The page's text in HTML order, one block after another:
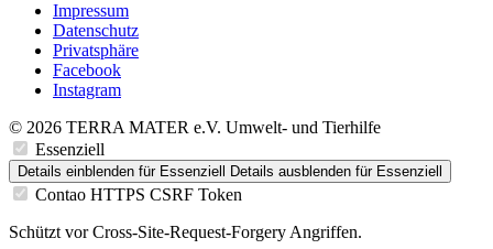
Impressum
Datenschutz
Privatsphäre
Facebook
Instagram
© 2026 TERRA MATER e.V. Umwelt- und Tierhilfe
Essenziell
Details einblenden für Essenziell Details ausblenden für Essenziell
Contao HTTPS CSRF Token
Schützt vor Cross-Site-Request-Forgery Angriffen.